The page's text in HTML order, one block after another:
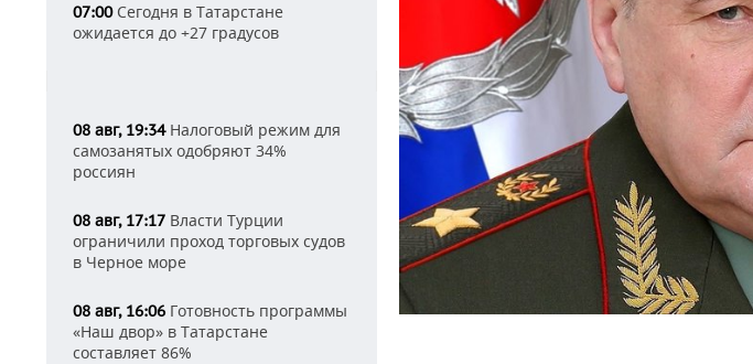
07:00Сегодня в Татарстане
ожидается до +27 градусов
08 авг, 19:34Налоговый режим для
самозанятых одобряют 34%
россиян
08 авг, 17:17 Власти Турции
ограничили проход торговых судов
в Черное море
08 авг, 16:06 Готовность программы
«Наш двор» в Татарстане
составляет 86%